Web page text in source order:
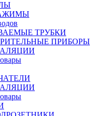
ТРУБКИ
ПРИБОРЫ